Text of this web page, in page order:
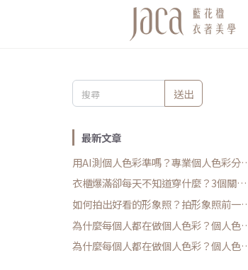
送出
最新文章
用AI測個人色彩準嗎？專業個人色彩分
師解析4大誤差
衣櫃爆滿卻每天不知道穿什麼？3個關鍵
原因與實用解法
如何拍出好看的形象照？拍形象照前一
要做的事
為什麼每個人都在做個人色彩？個人色
診斷全指南 (下篇)
為什麼每個人都在做個人色彩？個人色